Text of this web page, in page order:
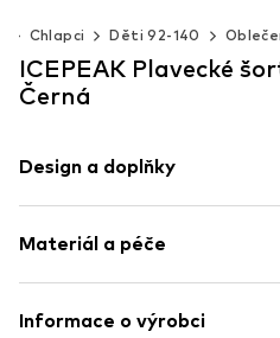
Chlapci Děti 92-140
ICEPEAK Plavecké
Černá
Design a doplňky
Švy tón v tónu
Materiál a péče
Vrchní materiál: 100%
Informace o výrobci